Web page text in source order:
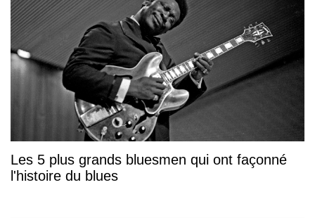
Les 5 plus grands bluesmen qui ont façonné
l'histoire du blues